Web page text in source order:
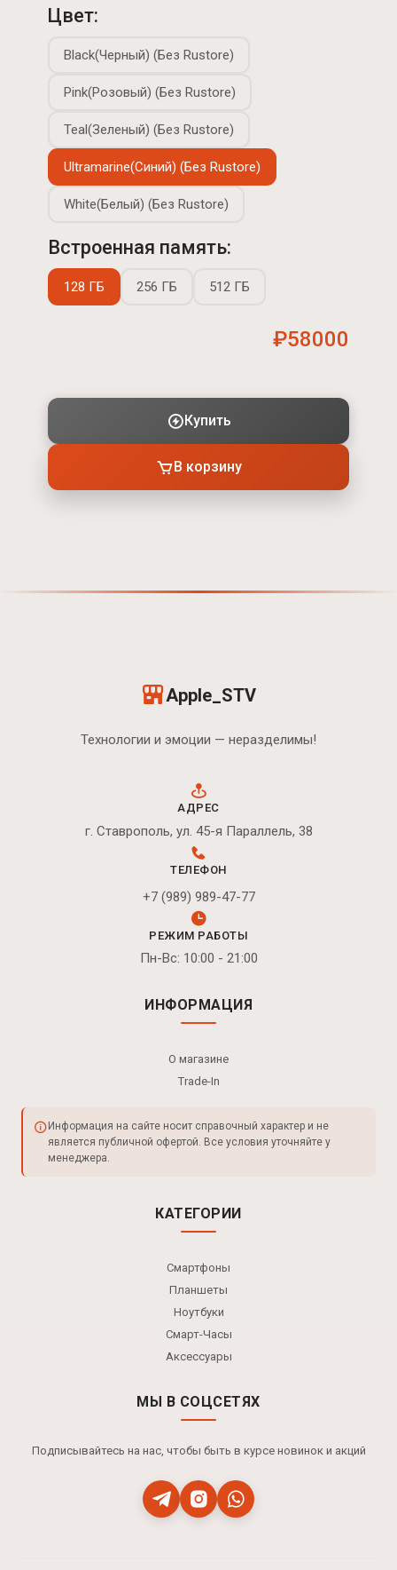
Цвет:
Black(Черный) (Без Rustore)
Pink(Розовый) (Без Rustore)
Teal(Зеленый) (Без Rustore)
Ultramarine(Синий) (Без Rustore)
White(Белый) (Без Rustore)
Встроенная память:
128 ГБ 256 ГБ 512 ГБ
₽58000
Купить
В корзину
Apple_STV
Технологии и эмоции — неразделимы!
АДРЕС
г. Ставрополь, ул. 45-я Параллель, 38
ТЕЛЕФОН
+7 (989) 989-47-77
РЕЖИМ РАБОТЫ
Пн-Вс: 10:00 - 21:00
ИНФОРМАЦИЯ
О магазине
Trade-In
Информация на сайте носит справочный характер и не
является публичной офертой. Все условия уточняйте у
менеджера.
КАТЕГОРИИ
Смартфоны
Планшеты
Ноутбуки
Смарт-Часы
Аксессуары
МЫ В СОЦСЕТЯХ
Подписывайтесь на нас, чтобы быть в курсе новинок и акций